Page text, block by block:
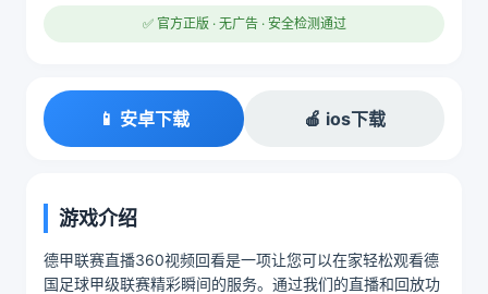
✅ 官方正版 · 无广告 · 安全检测通过
📱 安卓下载 🍎 ios下载
游戏介绍
德甲联赛直播360视频回看是一项让您可以在家轻松观看德
国足球甲级联赛精彩瞬间的服务。通过我们的直播和回放功